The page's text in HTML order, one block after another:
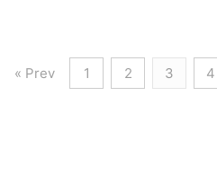
« Prev 1 2 3 4